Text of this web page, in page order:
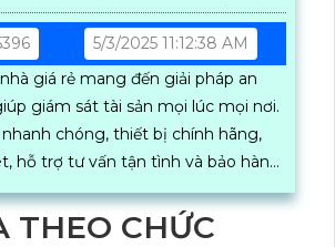
5/3/2025 11:12:38 AM
giá rẻ mang đến giải pháp an
giám sát tài sản mọi lúc mọi nơi.
chóng, thiết bị chính hãng,
hỗ trợ tư vấn tận tình và bảo hành
THEO CHỨC